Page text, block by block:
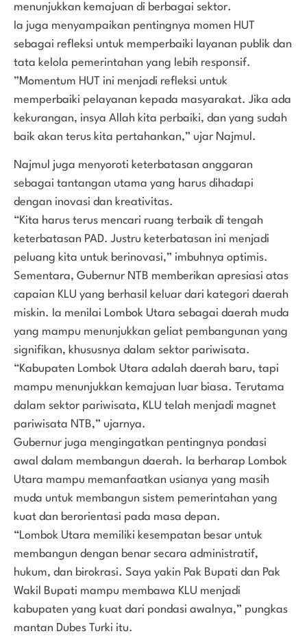
menunjukkan kemajuan di berbagai sektor.
Ia juga menyampaikan pentingnya momen HUT
sebagai refleksi untuk memperbaiki layanan publik dan
tata kelola pemerintahan yang lebih responsif.
”Momentum HUT ini menjadi refleksi untuk
memperbaiki pelayanan kepada masyarakat. Jika ada
kekurangan, insya Allah kita perbaiki, dan yang sudah
baik akan terus kita pertahankan,” ujar Najmul.
Najmul juga menyoroti keterbatasan anggaran
sebagai tantangan utama yang harus dihadapi
dengan inovasi dan kreativitas.
“Kita harus terus mencari ruang terbaik di tengah
keterbatasan PAD. Justru keterbatasan ini menjadi
peluang kita untuk berinovasi,” imbuhnya optimis.
Sementara, Gubernur NTB memberikan apresiasi atas
capaian KLU yang berhasil keluar dari kategori daerah
miskin. Ia menilai Lombok Utara sebagai daerah muda
yang mampu menunjukkan geliat pembangunan yang
signifikan, khususnya dalam sektor pariwisata.
“Kabupaten Lombok Utara adalah daerah baru, tapi
mampu menunjukkan kemajuan luar biasa. Terutama
dalam sektor pariwisata, KLU telah menjadi magnet
pariwisata NTB,” ujarnya.
Gubernur juga mengingatkan pentingnya pondasi
awal dalam membangun daerah. Ia berharap Lombok
Utara mampu memanfaatkan usianya yang masih
muda untuk membangun sistem pemerintahan yang
kuat dan berorientasi pada masa depan.
“Lombok Utara memiliki kesempatan besar untuk
membangun dengan benar secara administratif,
hukum, dan birokrasi. Saya yakin Pak Bupati dan Pak
Wakil Bupati mampu membawa KLU menjadi
kabupaten yang kuat dari pondasi awalnya,” pungkas
mantan Dubes Turki itu.